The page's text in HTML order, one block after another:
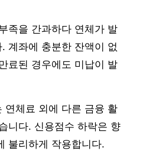
족을 간과하다 연체가 발
계좌에 충분한 잔액이 없
료된 경우에도 미납이 발
연체료 외에 다른 금융 활
니다. 신용점수 하락은 향
불리하게 작용합니다.